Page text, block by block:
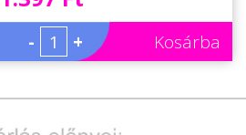
- + Kosárba